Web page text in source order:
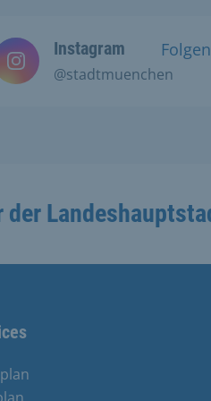
Instagram
@stadtmuenchen
Folgen